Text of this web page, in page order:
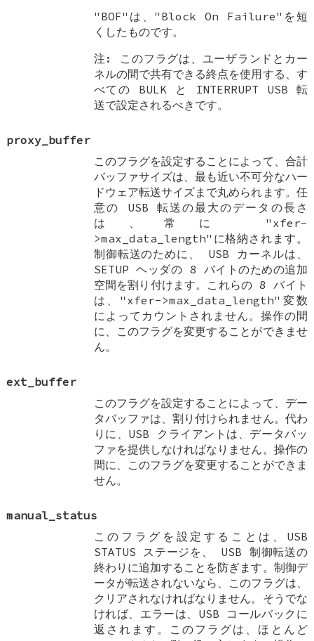
"BOF"は、"Block On Failure"を短
くしたものです。
注: このフラグは、ユーザランドとカー
ネルの間で共有できる終点を使用する、す
べての BULK と INTERRUPT USB 転
送で設定されるべきです。
proxy_buffer
このフラグを設定することによって、合計
バッファサイズは、最も近い不可分なハー
ドウェア転送サイズまで丸められます。任
意の USB 転送の最大のデータの長さ
は、常に "xfer-
>max_data_length"に格納されます。
制御転送のために、 USB カーネルは、
SETUP ヘッダの 8 バイトのための追加
空間を割り付けます。これらの 8 バイト
は、"xfer->max_data_length"変数
によってカウントされません。操作の間
に、このフラグを変更することができませ
ん。
ext_buffer
このフラグを設定することによって、デー
タバッファは、割り付けられません。代わ
りに、USB クライアントは、データバッ
ファを提供しなければなりません。操作の
間に、このフラグを変更することができま
せん。
manual_status
このフラグを設定することは、USB
STATUS ステージを、 USB 制御転送の
終わりに追加することを防ぎます。制御デ
ータが転送されないなら、このフラグは、
クリアされなければなりません。そうでな
ければ、エラーは、USB コールバックに
返されます。このフラグは、ほとんど